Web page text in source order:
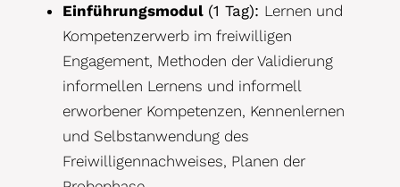
Einführungsmodul (1 Tag): Lernen und
Kompetenzerwerb im freiwilligen
Engagement, Methoden der Validierung
informellen Lernens und informell
erworbener Kompetenzen, Kennenlernen
und Selbstanwendung des
Freiwilligennachweises, Planen der